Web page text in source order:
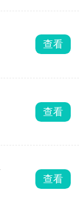
查看
查看
查看